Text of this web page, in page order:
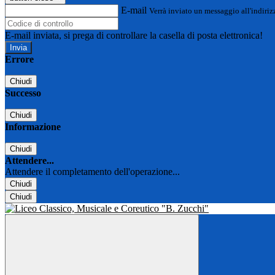
E-mail Verrà inviato un messaggio
E-mail inviata, si prega di controllare la casella di posta elettronica!
Errore
Chiudi
Successo
Chiudi
Informazione
Chiudi
Attendere...
Attendere il completamento dell'operazione...
Chiudi
Chiudi